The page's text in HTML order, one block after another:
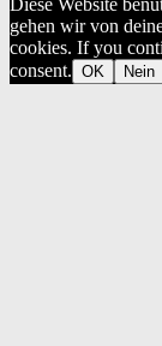
Diese Website
gehen wir von
cookies. If you
consent. OK Nein